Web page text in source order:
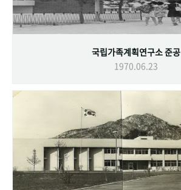
국립가족계획연구소 준공
1970.06.23